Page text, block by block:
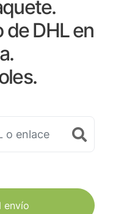
de DHL en
envío